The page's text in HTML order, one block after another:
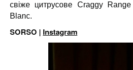
свіже цитрусове Craggy
Blanc.
SORSO | Instagram